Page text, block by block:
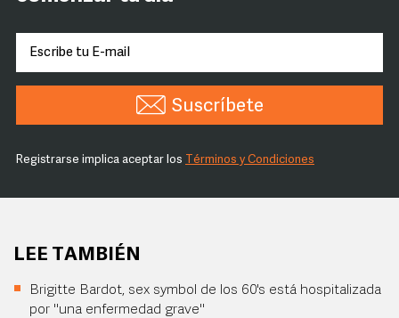
Suscríbete
Registrarse implica aceptar los Términos y Condiciones
LEE TAMBIÉN
Brigitte Bardot, sex symbol de los 60's está hospitalizada
por "una enfermedad grave"